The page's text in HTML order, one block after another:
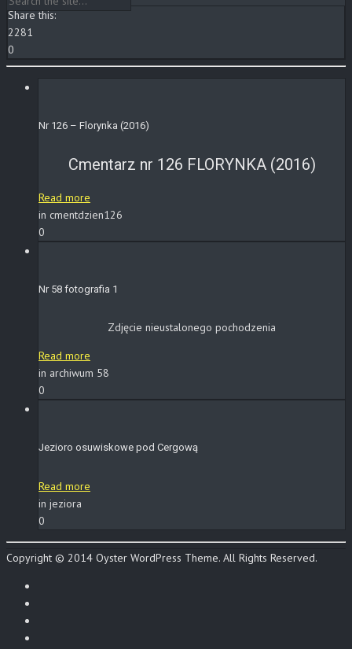
Share this:
2281
0
Nr 126 – Florynka (2016)
Cmentarz nr 126 FLORYNKA (2016)
Read more
in cmentdzien126
0
Nr 58 fotografia 1
Zdjęcie nieustalonego pochodzenia
Read more
in archiwum 58
0
Jezioro osuwiskowe pod Cergową
Read more
in jeziora
0
Copyright © 2014 Oyster WordPress Theme. All Rights Reserved.